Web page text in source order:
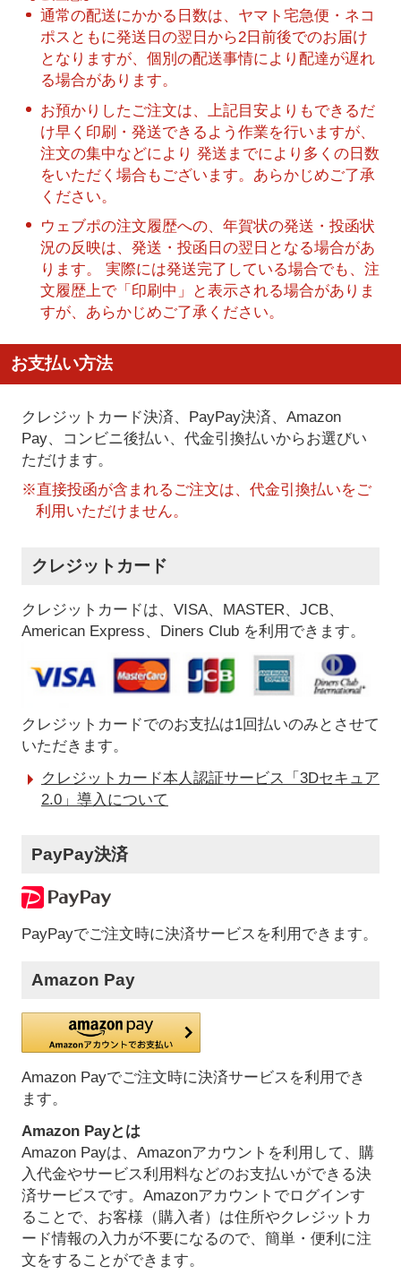
通常の配送にかかる日数は、ヤマト宅急便・ネコ
ポスともに発送日の翌日から2日前後でのお届け
となりますが、個別の配送事情により配達が遅れ
る場合があります。
お預かりしたご注文は、上記目安よりもできるだ
け早く印刷・発送できるよう作業を行いますが、
注文の集中などにより 発送までにより多くの日数
をいただく場合もございます。あらかじめご了承
ください。
ウェブポの注文履歴への、年賀状の発送・投函状
況の反映は、発送・投函日の翌日となる場合があ
ります。 実際には発送完了している場合でも、注
文履歴上で「印刷中」と表示される場合がありま
すが、あらかじめご了承ください。
お支払い方法
クレジットカード決済、PayPay決済、Amazon
Pay、コンビニ後払い、代金引換払いからお選びい
ただけます。
※直接投函が含まれるご注文は、代金引換払いをご
利用いただけません。
クレジットカード
クレジットカードは、VISA、MASTER、JCB、
American Express、Diners Club を利用できます。
クレジットカードでのお支払は1回払いのみとさせて
いただきます。
クレジットカード本人認証サービス「3Dセキュア
2.0」導入について
PayPay決済
PayPayでご注文時に決済サービスを利用できます。
Amazon Pay
Amazon Payでご注文時に決済サービスを利用でき
ます。
Amazon Payとは
Amazon Payは、Amazonアカウントを利用して、購
入代金やサービス利用料などのお支払いができる決
済サービスです。Amazonアカウントでログインす
ることで、お客様（購入者）は住所やクレジットカ
ード情報の入力が不要になるので、簡単・便利に注
文をすることができます。